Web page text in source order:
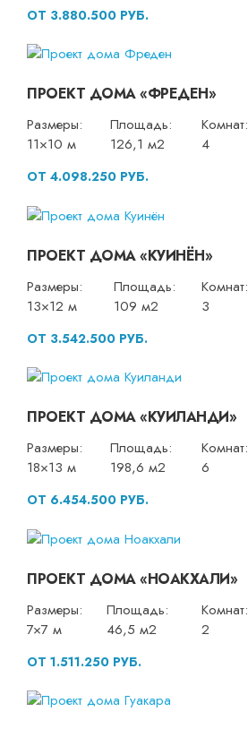
ОТ 3.880.500 РУБ.
ПРОЕКТ ДОМА «ФРЕДЕН»
Размеры:
11×10 м
Площадь:
126,1 м2
Комнат:
4
ОТ 4.098.250 РУБ.
ПРОЕКТ ДОМА «КУИНЁН»
Размеры:
13×12 м
Площадь:
109 м2
Комнат:
3
ОТ 3.542.500 РУБ.
ПРОЕКТ ДОМА «КУИЛАНДИ»
Размеры:
18×13 м
Площадь:
198,6 м2
Комнат:
6
ОТ 6.454.500 РУБ.
ПРОЕКТ ДОМА «НОАКХАЛИ»
Размеры:
7×7 м
Площадь:
46,5 м2
Комнат:
2
ОТ 1.511.250 РУБ.